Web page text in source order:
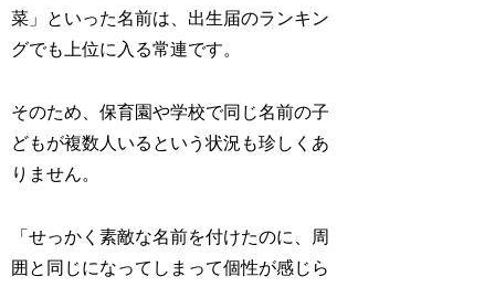
菜」といった名前は、出生届のランキン
グでも上位に入る常連です。
そのため、保育園や学校で同じ名前の子
どもが複数人いるという状況も珍しくあ
りません。
「せっかく素敵な名前を付けたのに、周
囲と同じになってしまって個性が感じら